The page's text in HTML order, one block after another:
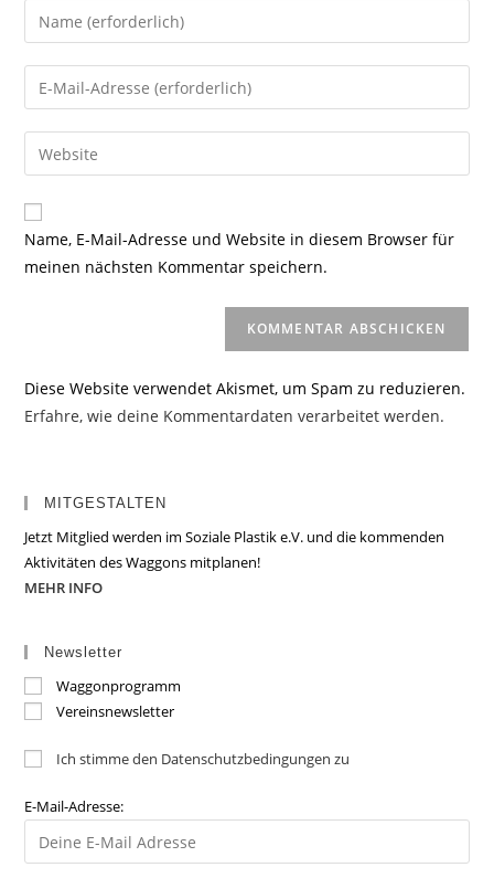
Gib
deinen
Namen
oder
zum
Kommentieren
ein
Gib
deine
E-
Mail-
zum
Kommentieren
ein
Gib
deine
Website-
URL
Name, E-Mail-Adresse und Website in diesem Browser für
meinen nächsten Kommentar speichern.
Diese Website verwendet Akismet, um Spam zu reduzieren.
Erfahre, wie deine Kommentardaten verarbeitet werden.
MITGESTALTEN
Jetzt Mitglied werden im Soziale Plastik e.V. und die kommenden
Aktivitäten des Waggons mitplanen!
MEHR INFO
Newsletter
Waggonprogramm
Vereinsnewsletter
Ich stimme den Datenschutzbedingungen zu
E-Mail-Adresse: